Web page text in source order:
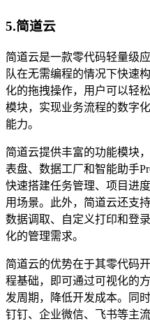
5.简道云
简道云是一款零代码轻量级
队在无需编程的情况下快速
化的拖拽操作，用户可以轻
模块，实现业务流程的数字
能力。
简道云提供丰富的功能模块
表盘、数据工厂和智能助手
快速搭建任务管理、项目进
用场景。此外，简道云还支
数据调取、自定义打印和登
化的管理需求。
简道云的优势在于其零代码
程基础，即可通过可视化的
发周期，降低开发成本。同
钉钉、企业微信、飞书等主